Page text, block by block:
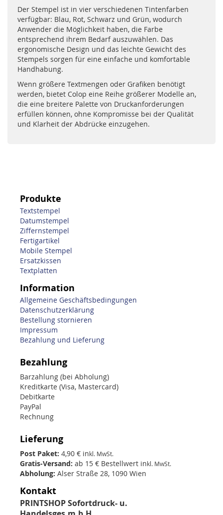
Der Stempel ist in vier verschiedenen Tintenfarben
verfügbar: Blau, Rot, Schwarz und Grün, wodurch
Anwender die Möglichkeit haben, die Farbe
entsprechend ihrem Bedarf auszuwählen. Das
ergonomische Design und das leichte Gewicht des
Stempels sorgen für eine einfache und komfortable
Handhabung.
Wenn größere Textmengen oder Grafiken benötigt
werden, bietet Colop eine Reihe größerer Modelle an,
die eine breitere Palette von Druckanforderungen
erfüllen können, ohne Kompromisse bei der Qualität
und Klarheit der Abdrücke einzugehen.
Produkte
Textstempel
Datumstempel
Ziffernstempel
Fertigartikel
Mobile Stempel
Ersatzkissen
Textplatten
Information
Allgemeine Geschäftsbedingungen
Datenschutzerklärung
Bestellung stornieren
Impressum
Bezahlung und Lieferung
Bezahlung
Barzahlung (bei Abholung)
Kreditkarte (Visa, Mastercard)
Debitkarte
PayPal
Rechnung
Lieferung
Post Paket: 4,90 € inkl. MwSt.
Gratis-Versand: ab 15 € Bestellwert inkl. MwSt.
Abholung: Alser Straße 28, 1090 Wien
Kontakt
PRINTSHOP Sofortdruck- u.